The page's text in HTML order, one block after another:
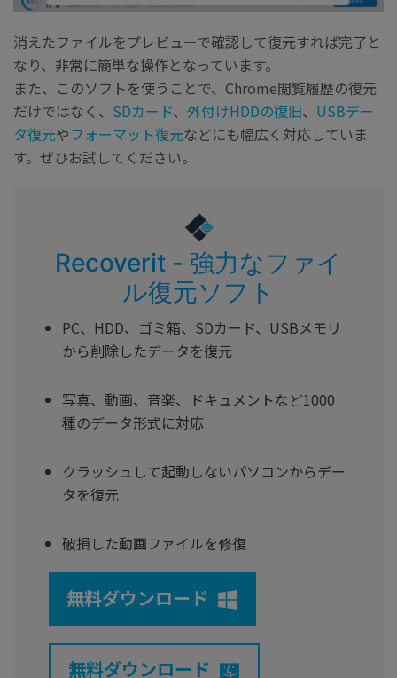
消えたファイルをプレビューで確認して復元すれば完了と
なり、非常に簡単な操作となっています。
また、このソフトを使うことで、Chrome閲覧履歴の復元
だけではなく、 SDカード、 外付けHDDの復旧、 USBデー
タ復元やフォーマット復元などにも幅広く対応していま
す。ぜひお試してください。
Recoverit - 強力なファイ
ル復元ソフト
PC、HDD、ゴミ箱、SDカード、USBメモリ
から削除したデータを復元
写真、動画、音楽、ドキュメントなど1000
種のデータ形式に対応
クラッシュして起動しないパソコンからデー
タを復元
破損した動画ファイルを修復
無料ダウンロード
無料ダウンロード